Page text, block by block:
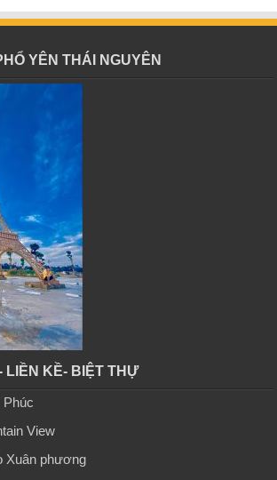
YÊN THÁI NGUYÊN
LIỀN KỀ- BIỆT THỰ
Phúc
View
Xuân phương